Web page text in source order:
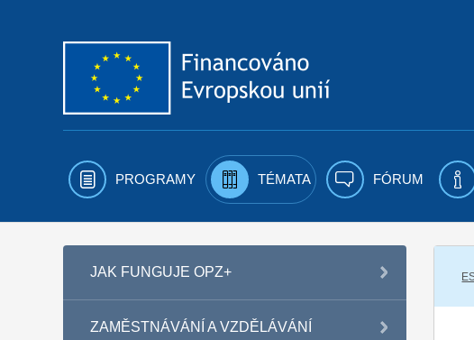
PROGRAMY TÉMATA FÓRUM
JAK FUNGUJE OPZ+
ZAMĚSTNÁVÁNÍ A VZDĚLÁVÁNÍ